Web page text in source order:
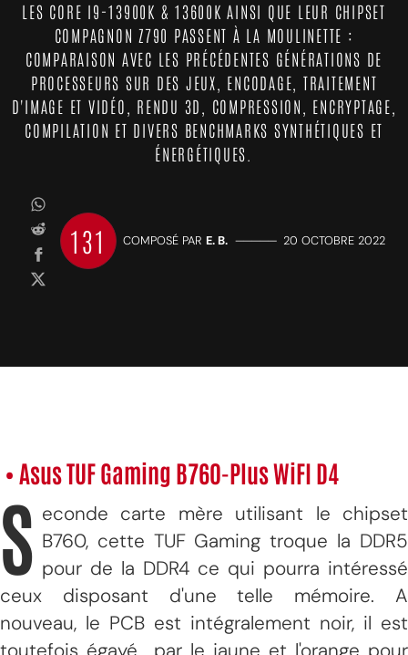
LES CORE I9-13900K & 13600K AINSI QUE LEUR CHIPSET
COMPAGNON Z790 PASSENT À LA MOULINETTE :
COMPARAISON AVEC LES PRÉCÉDENTES GÉNÉRATIONS DE
PROCESSEURS SUR DES JEUX, ENCODAGE, TRAITEMENT
D'IMAGE ET VIDÉO, RENDU 3D, COMPRESSION, ENCRYPTAGE,
COMPILATION ET DIVERS BENCHMARKS SYNTHÉTIQUES ET
ÉNERGÉTIQUES.
131 COMPOSÉ PAR E. B. ————— 20 OCTOBRE 2022
• Asus TUF Gaming B760-Plus WiFI D4
S econde carte mère utilisant le chipset
B760, cette TUF Gaming troque la DDR5
pour de la DDR4 ce qui pourra intéressé
ceux disposant d'une telle mémoire. A
nouveau, le PCB est intégralement noir, il est
toutefois égayé par le jaune et l'orange pour